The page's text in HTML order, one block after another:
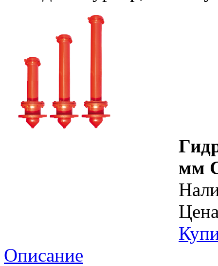
мм
Описание